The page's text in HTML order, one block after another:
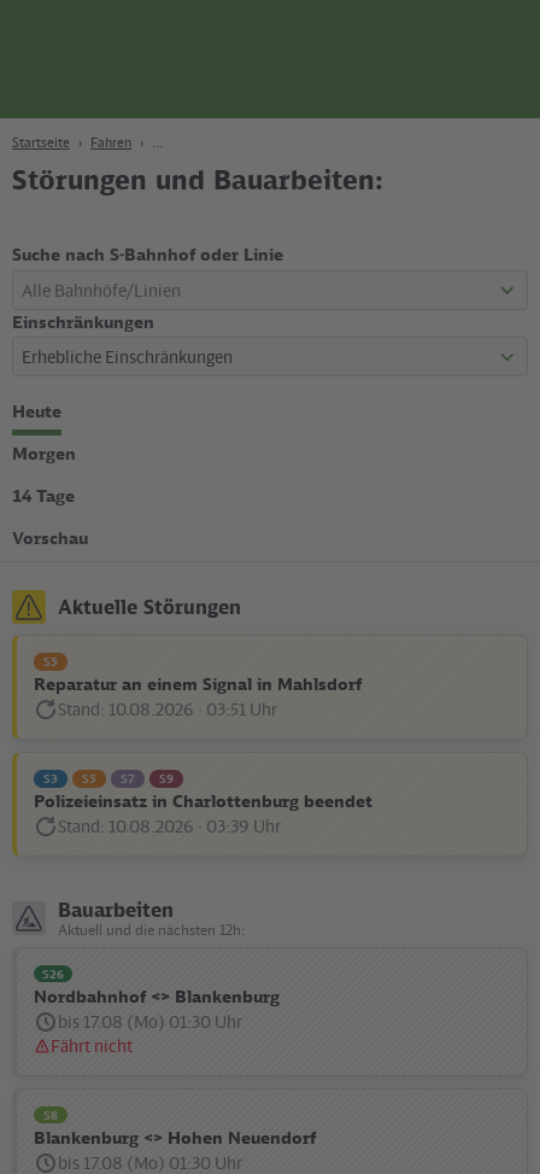
Startseite Fahren
Störungen und Bauarbeiten:
Suche nach S-Bahnhof oder Linie
Einschränkungen
Heute
Morgen
14 Tage
Vorschau
Aktuelle Störungen
S5
Reparatur an einem Signal in Mahlsdorf
Stand: 10.08.2026 · 03:51 Uhr
Disturbance
S3 S5 S7 S9
Polizeieinsatz in Charlottenburg beendet
Stand: 10.08.2026 · 03:39 Uhr
Disturbance
Bauarbeiten
Aktuell und die nächsten 12h:
S26
Nordbahnhof <> Blankenburg
bis 17.08 (Mo) 01:30 Uhr
Statusmeldung:
Fährt nicht
S8
Blankenburg <> Hohen Neuendorf
bis 17.08 (Mo) 01:30 Uhr